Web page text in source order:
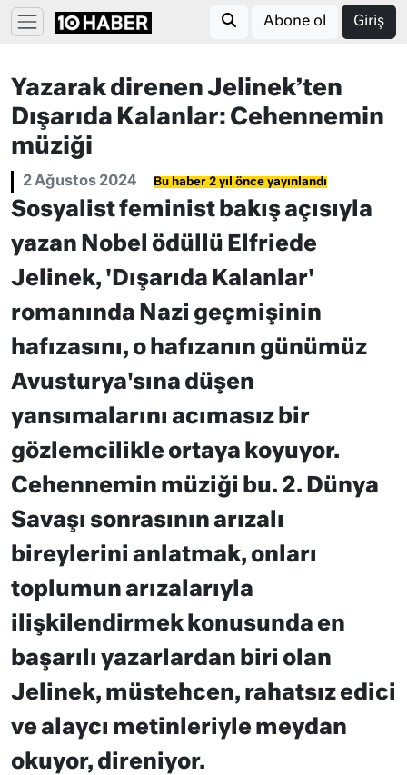
Abone ol Giriş
Yazarak direnen Jelinek’ten
Dışarıda Kalanlar: Cehennemin
müziği
2 Ağustos 2024 Bu haber 2 yıl önce yayınlandı
Sosyalist feminist bakış açısıyla
yazan Nobel ödüllü Elfriede
Jelinek, 'Dışarıda Kalanlar'
romanında Nazi geçmişinin
hafızasını, o hafızanın günümüz
Avusturya'sına düşen
yansımalarını acımasız bir
gözlemcilikle ortaya koyuyor.
Cehennemin müziği bu. 2. Dünya
Savaşı sonrasının arızalı
bireylerini anlatmak, onları
toplumun arızalarıyla
ilişkilendirmek konusunda en
başarılı yazarlardan biri olan
Jelinek, müstehcen, rahatsız edici
ve alaycı metinleriyle meydan
okuyor, direniyor.